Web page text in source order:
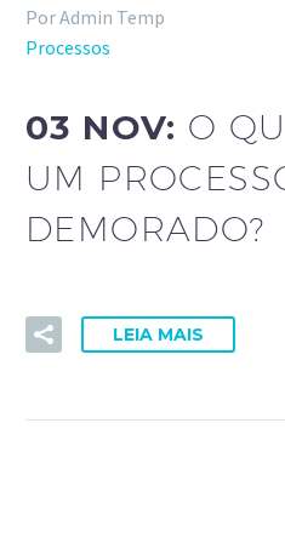
Por Admin Temp
Processos
03 NOV: O
UM
DEMORADO?
LEIA MAIS